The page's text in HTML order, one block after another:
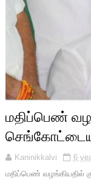
மதிப்பெண்
Kaninikkalvi
6
மதிப்பெண் வழங்கியதில்